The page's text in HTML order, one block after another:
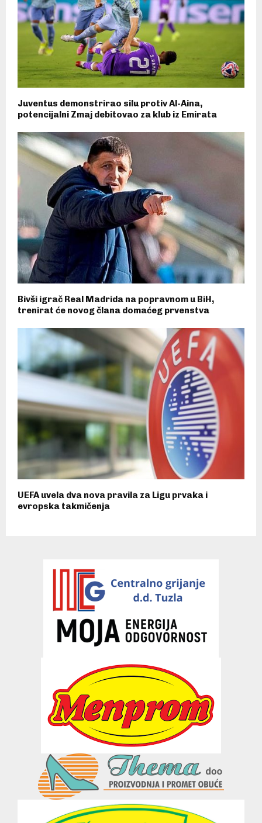
Juventus demonstrirao silu protiv Al-Aina,
potencijalni Zmaj debitovao za klub iz Emirata
Bivši igrač Real Madrida na popravnom u BiH,
trenirat će novog člana domaćeg prvenstva
UEFA uvela dva nova pravila za Ligu prvaka i
evropska takmičenja